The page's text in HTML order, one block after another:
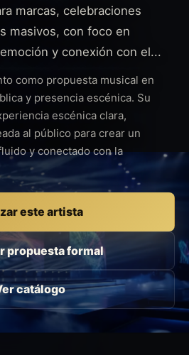
marcas, celebraciones
masivos, con foco en
y conexión con el...
como propuesta musical en
y presencia escénica. Su
escénica clara,
al público para crear un
y conectado con la
este artista
propuesta formal
catálogo